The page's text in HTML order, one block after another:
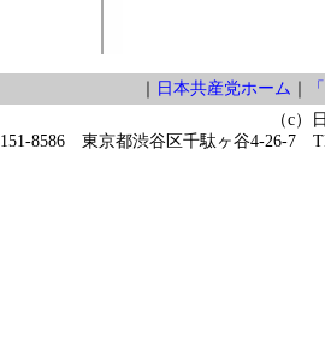
｜ 日本共産党ホーム ｜
（c）
151-8586 東京都渋谷区千駄ヶ谷4-26-7